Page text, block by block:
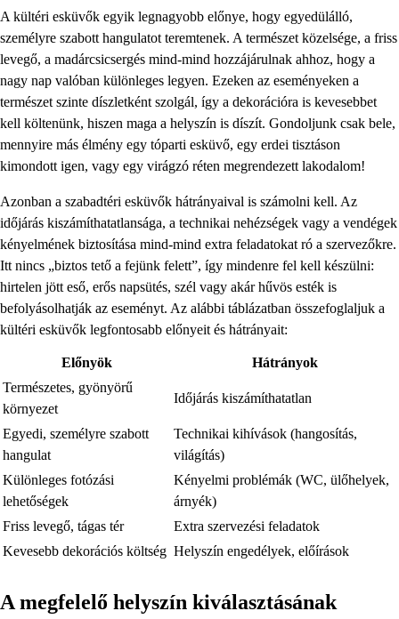
A kültéri esküvők egyik legnagyobb előnye, hogy egyedülálló,
személyre szabott hangulatot teremtenek. A természet közelsége, a friss
levegő, a madárcsicsergés mind-mind hozzájárulnak ahhoz, hogy a
nagy nap valóban különleges legyen. Ezeken az eseményeken a
természet szinte díszletként szolgál, így a dekorációra is kevesebbet
kell költenünk, hiszen maga a helyszín is díszít. Gondoljunk csak bele,
mennyire más élmény egy tóparti esküvő, egy erdei tisztáson
kimondott igen, vagy egy virágzó réten megrendezett lakodalom!
Azonban a szabadtéri esküvők hátrányaival is számolni kell. Az
időjárás kiszámíthatatlansága, a technikai nehézségek vagy a vendégek
kényelmének biztosítása mind-mind extra feladatokat ró a szervezőkre.
Itt nincs „biztos tető a fejünk felett”, így mindenre fel kell készülni:
hirtelen jött eső, erős napsütés, szél vagy akár hűvös esték is
befolyásolhatják az eseményt. Az alábbi táblázatban összefoglaljuk a
kültéri esküvők legfontosabb előnyeit és hátrányait:
Előnyök
Hátrányok
Természetes, gyönyörű
környezet
Időjárás kiszámíthatatlan
Egyedi, személyre szabott
hangulat
Technikai kihívások (hangosítás,
világítás)
Különleges fotózási
lehetőségek
Kényelmi problémák (WC, ülőhelyek,
árnyék)
Friss levegő, tágas tér
Extra szervezési feladatok
Kevesebb dekorációs költség Helyszín engedélyek, előírások
A megfelelő helyszín kiválasztásának